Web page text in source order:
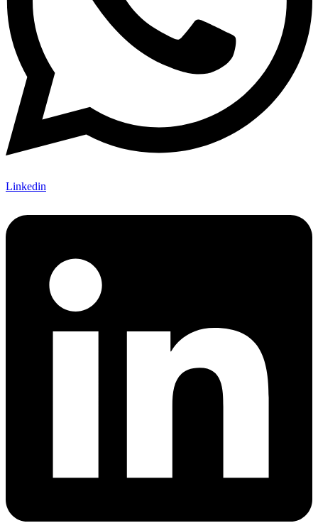
Linkedin